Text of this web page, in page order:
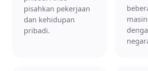
pisahkan pekerjaan
dan kehidupan
pribadi.